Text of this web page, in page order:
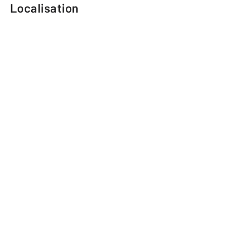
Localisation